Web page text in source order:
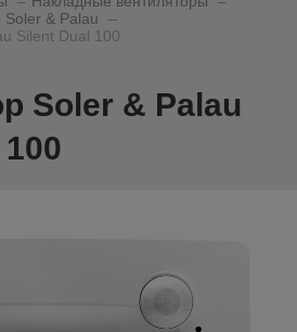
& Palau _
Silent Dual 100
Soler & Palau